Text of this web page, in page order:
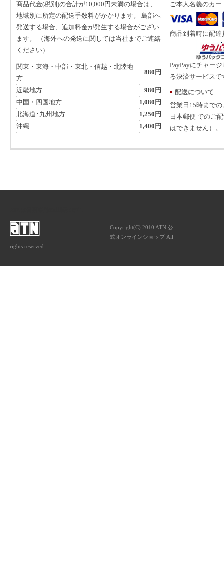
商品代金(税別)の合計が10,000円未満の場合は、
地域別に所定の配送手数料がかかります。 島部へ
発送する場合、追加料金が発生する場合がござい
ます。 （海外への発送に関しては当社までご連絡
ください）
関東・東海・中部・東北・信越・北陸地
方
880円
近畿地方
980円
中国・四国地方
1,080円
北海道･九州地方
1,250円
沖縄
1,400円
ご本人名義のカ
商品到着時に配
PayPayにチャー
る決済サービスで
配送について
営業日15時まで
日本郵便 でのご
はできません）。
Copyright(C) 2010 ATN 公
式オンラインショップ All
rights reserved.